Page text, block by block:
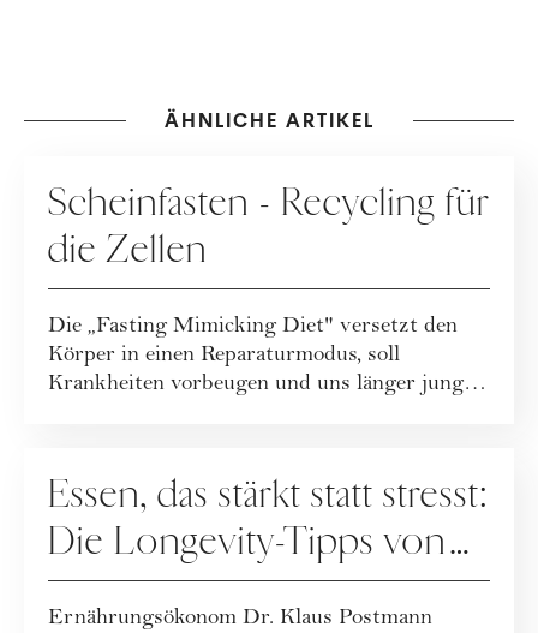
ÄHNLICHE ARTIKEL
Scheinfasten - Recycling für
die Zellen
Die „Fasting Mimicking Diet" versetzt den
Körper in einen Reparaturmodus, soll
Krankheiten vorbeugen und uns länger jung
Essen, das stärkt statt stresst:
Die Longevity-Tipps von
Dr. Klaus Postmann
Ernährungsökonom Dr. Klaus Postmann